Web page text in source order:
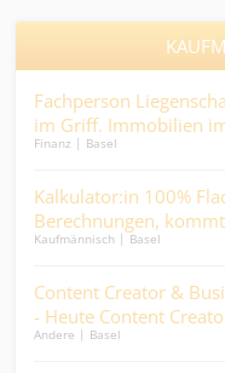
Fachperson
im Griff. Immobilien
Finanz | Basel
Kalkulator:in 100%
Berechnungen,
Kaufmännisch | Basel
Content Creator &
- Heute Content
Mitinhaber:in....
Andere | Basel